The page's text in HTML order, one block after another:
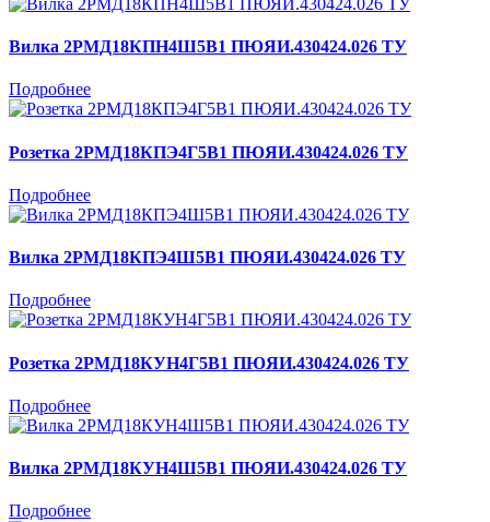
Вилка 2РМД18КПН4Ш5В1 ПЮЯИ.430424.026 ТУ
Подробнее
Розетка 2РМД18КПЭ4Г5В1 ПЮЯИ.430424.026 ТУ
Подробнее
Вилка 2РМД18КПЭ4Ш5В1 ПЮЯИ.430424.026 ТУ
Подробнее
Розетка 2РМД18КУН4Г5В1 ПЮЯИ.430424.026 ТУ
Подробнее
Вилка 2РМД18КУН4Ш5В1 ПЮЯИ.430424.026 ТУ
Подробнее